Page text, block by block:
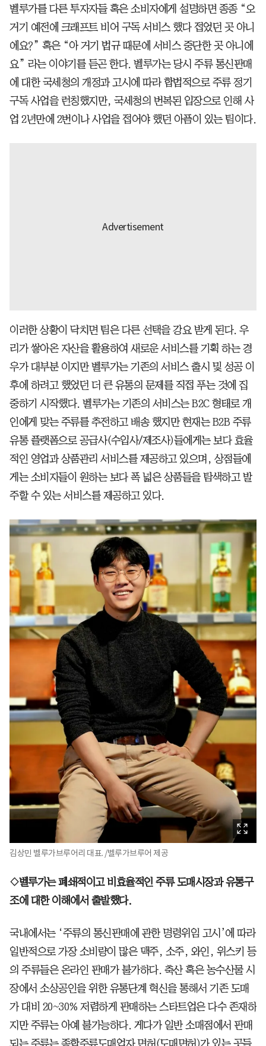
벨루가를 다른 투자자들 혹은 소비자에게 설명하면 종종 “오
거기 예전에 크래프트 비어 구독 서비스 했다 접었던 곳 아니
에요?” 혹은 “아 거기 법규 때문에 서비스 중단한 곳 아니에
요” 라는 이야기를 듣곤 한다. 벨루가는 당시 주류 통신판매
에 대한 국세청의 개정과 고시에 따라 합법적으로 주류 정기
구독 사업을 런칭했지만, 국세청의 번복된 입장으로 인해 사
업 2년만에 2번이나 사업을 접어야 했던 아픔이 있는 팀이다.
이러한 상황이 닥치면 팀은 다른 선택을 강요 받게 된다. 우
리가 쌓아온 자산을 활용하여 새로운 서비스를 기획 하는 경
우가 대부분 이지만 벨루가는 기존의 서비스 출시 및 성공 이
후에 하려고 했었던 더 큰 유통의 문제를 직접 푸는 것에 집
중하기 시작했다. 벨루가는 기존의 서비스는 B2C 형태로 개
인에게 맞는 주류를 추전하고 배송 했지만 현재는 B2B 주류
유통 플랫폼으로 공급사(수입사/제조사)들에게는 보다 효율
적인 영업과 상품관리 서비스를 제공하고 있으며, 상점들에
게는 소비자들이 원하는 보다 폭 넓은 상품들을 탐색하고 발
주할 수 있는 서비스를 제공하고 있다.
김상민 벨루가브루어리 대표. /벨루가브루어 제공
◇벨루가는 폐쇄적이고 비효율적인 주류 도매시장과 유통구
조에 대한 이해에서 출발했다.
국내에서는 ‘주류의 통신판매에 관한 명령위임 고시’에 따라
일반적으로 가장 소비량이 많은 맥주, 소주, 와인, 위스키 등
의 주류들은 온라인 판매가 불가하다. 축산 혹은 농수산물 시
장에서 소상공인을 위한 유통단계 혁신을 통해서 기존 도매
가 대비 20~30% 저렴하게 판매하는 스타트업은 다수 존재하
지만 주류는 아예 불가능하다. 게다가 일반 소매점에서 판매
되는 주류는 종합주류도매업자 면허(도매면허)가 있는 곳들